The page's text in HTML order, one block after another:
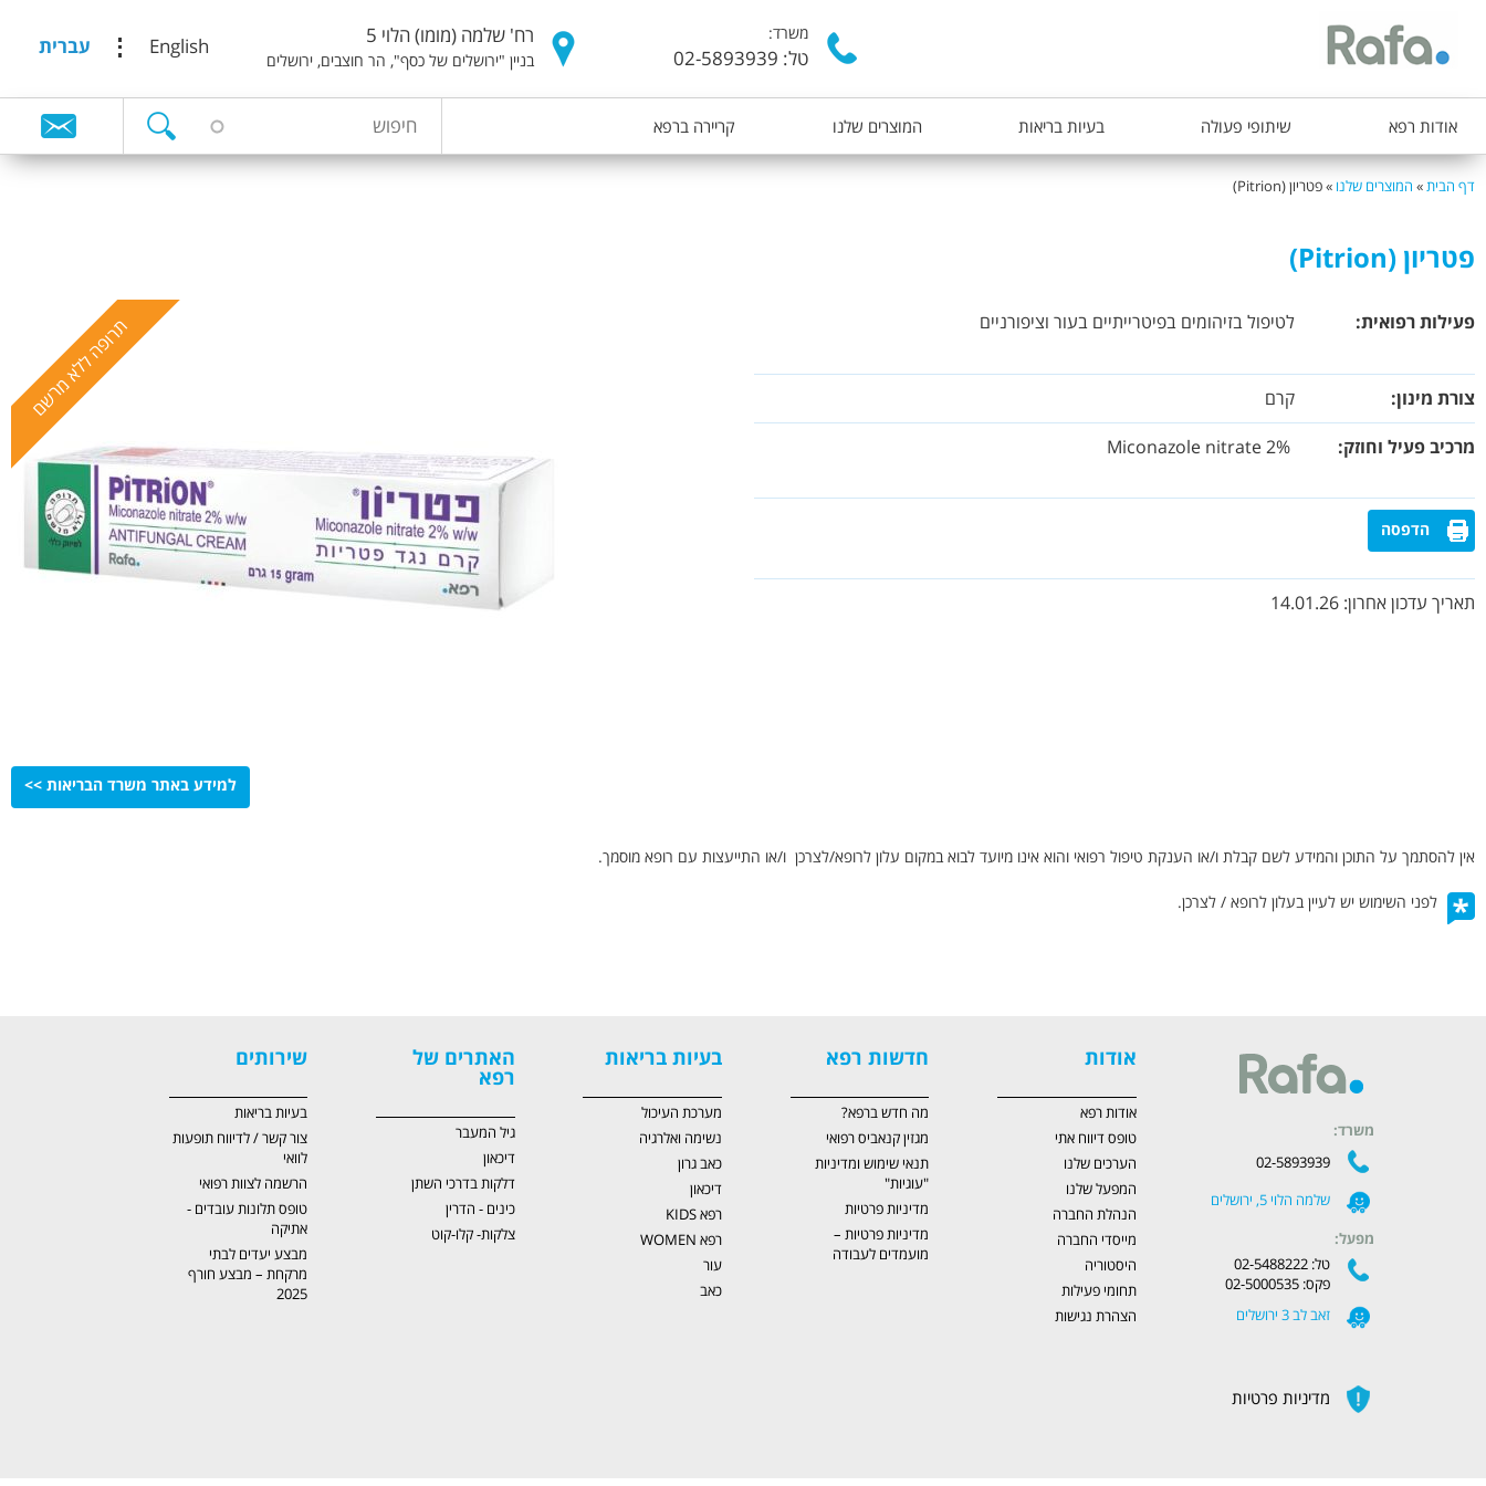
לתוכן
English עברית רח' שלמה (מומו) הלוי 5
בניין "ירושלים של כסף", הר חוצבים, ירושלים
משרד:
טל: 02-5893939
פ
ר
ט
א
אודות רפא שיתופי פעולה בעיות בריאות המוצרים שלנו קריירה ברפא
ט
פ
נמצא
כאן
דף הבית» המוצרים שלנו »פטריון (Pitrion)
פטריון (Pitrion)
למידע באתר משרד הבריאות >>
תרופה ללא מרשם פעילות רפואית: לטיפול בזיהומים בפיטרייתיים בעור וציפורניים
צורת מינון: קרם
מרכיב פעיל וחוזק:
הדפסה
תאריך עדכון אחרון: 14.01.26
אין להסתמך על התוכן והמידע לשם קבלת ו/או הענקת טיפול רפואי והוא אינו מיועד לבוא במקום עלון לרופא/לצרכן ו/או התייעצות עם רופא מוסמך.
לפני השימוש יש לעיין בעלון לרופא / לצרכן.
משרד:
02-5893939
שלמה הלוי 5, ירושלים
מפעל:
טל: 02-5488222
פקס: 02-5000535
זאב לב 3 ירושלים
מדיניות פרטיות
אודות
אודות רפא
טופס דיווח אתי
הערכים שלנו
המפעל שלנו
הנהלת החברה
מייסדי החברה
היסטוריה
תחומי פעילות
הצהרת נגישות
חדשות רפא
מה חדש ברפא?
מגזין קנאביס רפואי
תנאי שימוש ומדיניות
"עוגיות"
מדיניות פרטיות
מדיניות פרטיות –
מועמדים לעבודה
בעיות בריאות
מערכת העיכול
נשימה ואלרגיה
כאב גרון
דיכאון
רפא KIDS
רפא WOMEN
עור
כאב
האתרים של
רפא
גיל המעבר
דיכאון
דלקות בדרכי השתן
כינים - הדרין
צלקות- קלו-קוט
שירותים
בעיות בריאות
צור קשר / לדיווח תופעות
לוואי
הרשמה לצוות רפואי
טופס תלונות עובדים -
אתיקה
מבצע יעדים לבתי
מרקחת – מבצע חורף
2025